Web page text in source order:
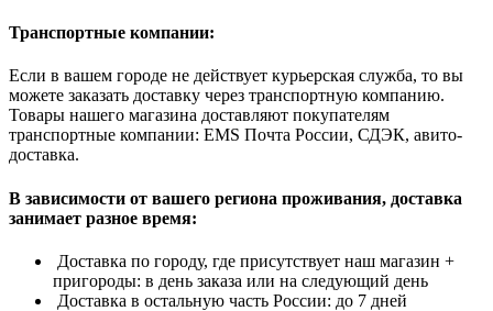
Транспортные компании:
Если в вашем городе не действует курьерская служба, то вы
можете заказать доставку через транспортную компанию.
Товары нашего магазина доставляют покупателям
транспортные компании: EMS Почта России, СДЭК, авито-
доставка.
В зависимости от вашего региона проживания, доставка
занимает разное время:
Доставка по городу, где присутствует наш магазин +
пригороды: в день заказа или на следующий день
Доставка в остальную часть России: до 7 дней